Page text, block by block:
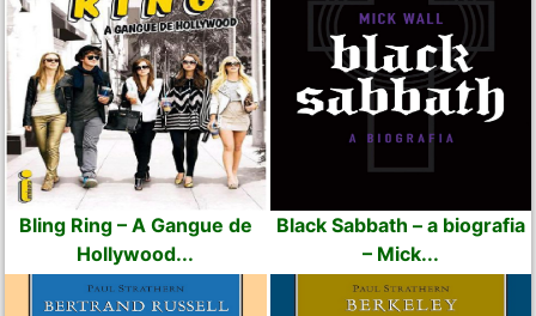
Bling Ring – A Gangue de
Hollywood...
Black Sabbath – a biografia
– Mick...